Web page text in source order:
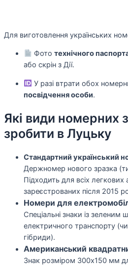
Для виготовлення українських
Фото технічного
або скрін з Дії.
У разі втрати обох
посвідчення особи.
Які види номерних
зробити в Луцьку
Стандартний український
Держномер нового зразка
Підходить для всіх легкових
зареєстрованих після 2015
Номери для
Спеціальні знаки із
електричного транспорту
гібриди).
Американський
Знак розміром 300х150 мм